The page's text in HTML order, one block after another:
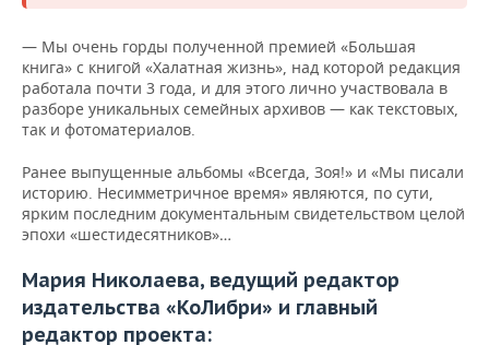
— Мы очень горды полученной премией «Большая
книга» с книгой «Халатная жизнь», над которой редакция
работала почти 3 года, и для этого лично участвовала в
разборе уникальных семейных архивов — как текстовых,
так и фотоматериалов.
Ранее выпущенные альбомы «Всегда, Зоя!» и «Мы писали
историю. Несимметричное время» являются, по сути,
ярким последним документальным свидетельством целой
эпохи «шестидесятников»…
Мария Николаева, ведущий редактор
издательства «КоЛибри» и главный
редактор проекта: